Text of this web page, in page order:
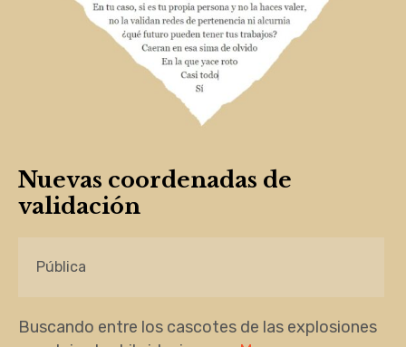
Nuevas coordenadas de
validación
Pública
Buscando entre los cascotes de las explosiones